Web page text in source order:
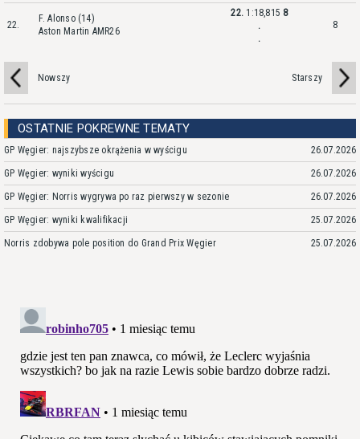
22.
F. Alonso (14)
Aston Martin AMR26
22. 1:18,815 8
.
.
8
Nowszy Starszy
OSTATNIE POKREWNE TEMATY
GP Węgier: najszybsze okrążenia w wyścigu 26.07.2026
GP Węgier: wyniki wyścigu 26.07.2026
GP Węgier: Norris wygrywa po raz pierwszy w sezonie 26.07.2026
GP Węgier: wyniki kwalifikacji 25.07.2026
Norris zdobywa pole position do Grand Prix Węgier 25.07.2026